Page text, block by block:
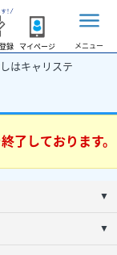
録 マイページ メニュー
はキャリステ
了しております。
▼
▼